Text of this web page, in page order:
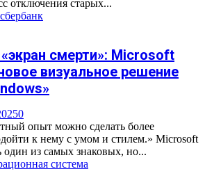
отключения старых...
сбербанк
смерти»: Microsoft
визуальное решение
0
опыт можно сделать более
к нему с умом и стилем.» Microsoft
один из самых знаковых, но...
система